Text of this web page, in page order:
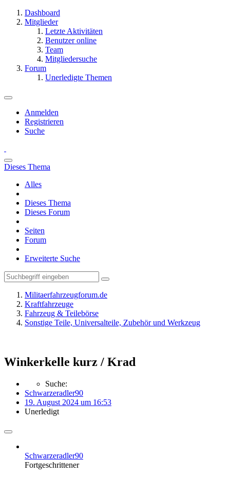
Dashboard
Mitglieder
Letzte Aktivitäten
Benutzer online
Team
Mitgliedersuche
Forum
Unerledigte Themen
Anmelden
Registrieren
Suche
Dieses Thema
Alles
Dieses Thema
Dieses Forum
Seiten
Forum
Erweiterte Suche
Militaerfahrzeugforum.de
Kraftfahrzeuge
Fahrzeug & Teilebörse
Sonstige Teile, Universalteile, Zubehör und Werkzeug
Winkerkelle kurz / Krad
Suche:
Schwarzeradler90
19. August 2024 um 16:53
Unerledigt
Schwarzeradler90
Fortgeschrittener